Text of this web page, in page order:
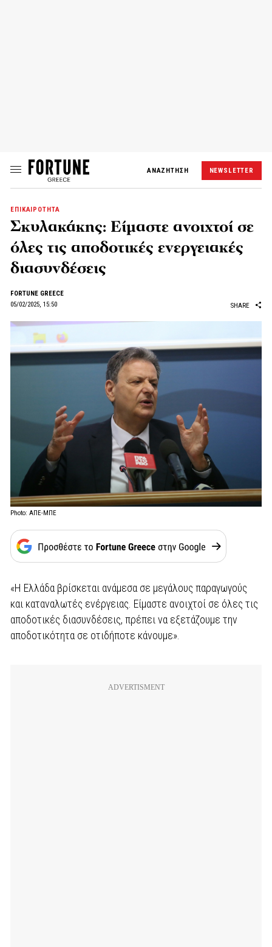
ΑΝΑΖΗΤΗΣΗ NEWSLETTER
ΕΠΙΚΑΙΡΟΤΗΤΑ
Σκυλακάκης: Είμαστε ανοιχτοί σε
όλες τις αποδοτικές ενεργειακές
διασυνδέσεις
FORTUNE GREECE
05/02/2025, 15:50
SHARE
Photo: ΑΠΕ-ΜΠΕ
«Η Ελλάδα βρίσκεται ανάμεσα σε μεγάλους παραγωγούς
και καταναλωτές ενέργειας. Είμαστε ανοιχτοί σε όλες τις
αποδοτικές διασυνδέσεις, πρέπει να εξετάζουμε την
αποδοτικότητα σε οτιδήποτε κάνουμε».